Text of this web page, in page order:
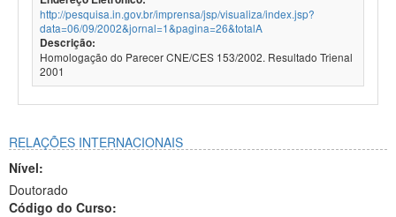
http://pesquisa.in.gov.br/imprensa/jsp/visualiza/index.jsp?
data=06/09/2002&jornal=1&pagina=26&totalA
Descrição:
Homologação do Parecer CNE/CES 153/2002. Resultado Trienal
2001
RELAÇÕES INTERNACIONAIS
Nível:
Doutorado
Código do Curso: